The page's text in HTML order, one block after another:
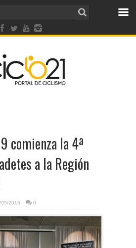
comienza la 4ª
a la Región
05/2015 0